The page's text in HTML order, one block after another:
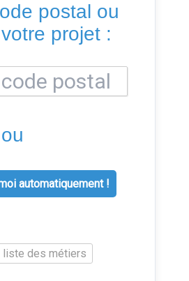
postal ou
projet :
ou
automatiquement !
liste des métiers